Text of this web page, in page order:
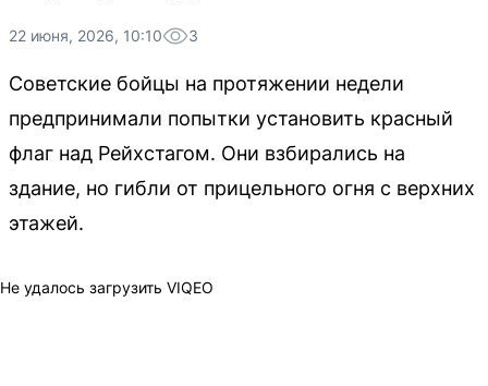
22 июня, 2026, 10:10 3
Советские бойцы на протяжении недели
предпринимали попытки установить красный
флаг над Рейхстагом. Они взбирались на
здание, но гибли от прицельного огня с верхних
этажей.
Не удалось загрузить VIQEO